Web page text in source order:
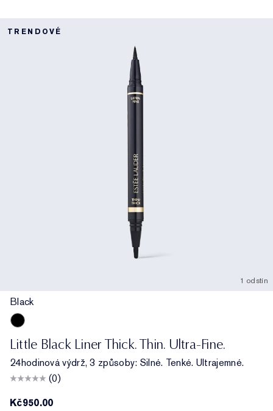
TRENDOVÉ
1 odstín
Black
Little Black Liner Thick. Thin. Ultra-Fine.
24hodinová výdrž, 3 způsoby: Silné. Tenké. Ultrajemné.
(0)
Kč950.00